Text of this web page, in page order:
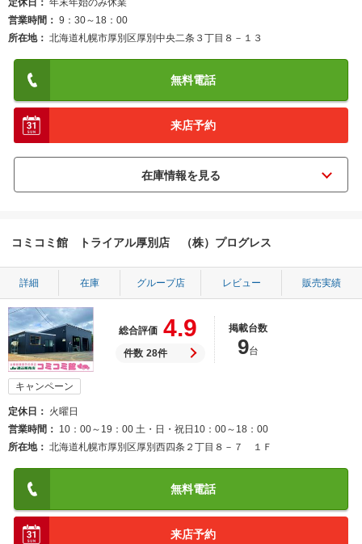
定休日
年末年始のみ休業
営業時間
9：30～18：00
所在地
北海道札幌市厚別区厚別中央二条３丁目８－１３
無料電話
来店予約
コミコミ館 トライアル厚別店 （株）プログレス
詳細 在庫 グループ店 レビュー 販売実績
総合評価 4.9
件数 28件
掲載台数
9台
キャンペーン
定休日
火曜日
営業時間
10：00～19：00 土・日・祝日10：00～18：00
所在地
北海道札幌市厚別区厚別西四条２丁目８－７ １Ｆ
無料電話
来店予約